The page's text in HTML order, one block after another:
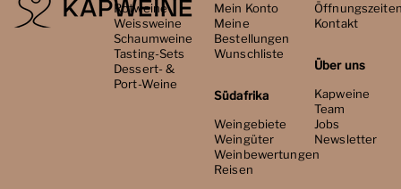
Rotweine
Weissweine
Schaumweine
Tasting-Sets
Dessert- &
Port-Weine
Mein Konto
Meine
Bestellungen
Wunschliste
Südafrika
Weingebiete
Weingüter
Weinbewertungen
Reisen
Kontakt
Über uns
Kapweine
Team
Jobs
Newsletter